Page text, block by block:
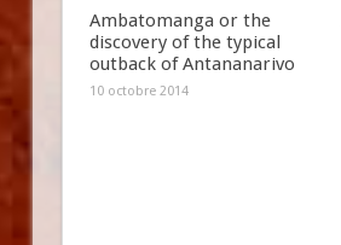
Ambatomanga or the
discovery of the typical
outback of Antananarivo
10 octobre 2014